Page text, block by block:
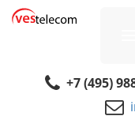
+7 (495)